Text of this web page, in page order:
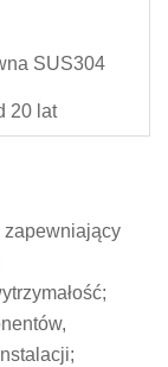
SUS304
20 lat
zapewniający